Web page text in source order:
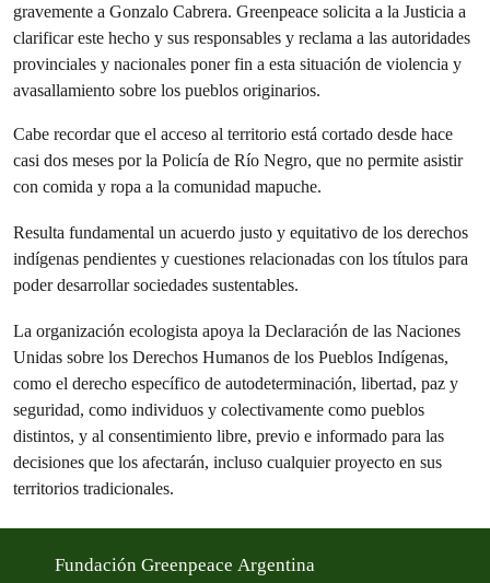
gravemente a Gonzalo Cabrera. Greenpeace solicita a la Justicia a
clarificar este hecho y sus responsables y reclama a las autoridades
provinciales y nacionales poner fin a esta situación de violencia y
avasallamiento sobre los pueblos originarios.
Cabe recordar que el acceso al territorio está cortado desde hace
casi dos meses por la Policía de Río Negro, que no permite asistir
con comida y ropa a la comunidad mapuche.
Resulta fundamental un acuerdo justo y equitativo de los derechos
indígenas pendientes y cuestiones relacionadas con los títulos para
poder desarrollar sociedades sustentables.
La organización ecologista apoya la Declaración de las Naciones
Unidas sobre los Derechos Humanos de los Pueblos Indígenas,
como el derecho específico de autodeterminación, libertad, paz y
seguridad, como individuos y colectivamente como pueblos
distintos, y al consentimiento libre, previo e informado para las
decisiones que los afectarán, incluso cualquier proyecto en sus
territorios tradicionales.
Fundación Greenpeace Argentina